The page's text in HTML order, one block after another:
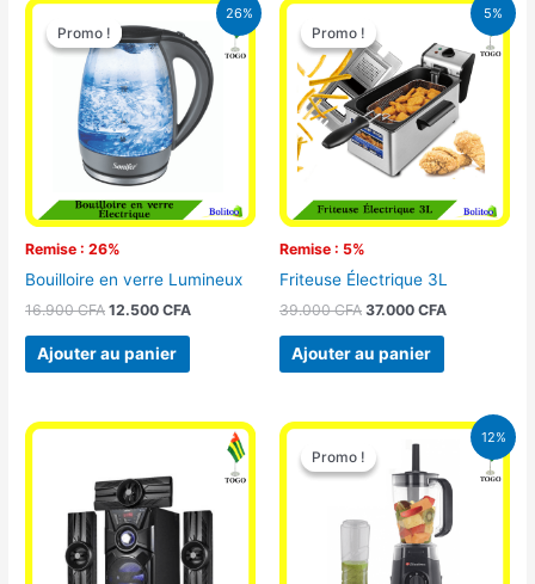
26%
Promo !
Remise : 26%
Promo !
Bouilloire en verre Lumineux
16.900CFA
Le
prix
initial
16.900 CFA.
12.500CFA
Le
prix
actuel
est :
12.500 CFA.
Ajouter au panier
5%
Promo !
Remise : 5%
Promo !
Friteuse Électrique 3L
39.000CFA
Le
initial
était :
39.000 CFA.
37.000 CFA
Le
prix
actuel
est :
37.000 CFA.
Ajouter au panier
12%
Promo !
Promo !
Le
prix
initial
était :
25.000 CFA.
Le
prix
actuel
est :